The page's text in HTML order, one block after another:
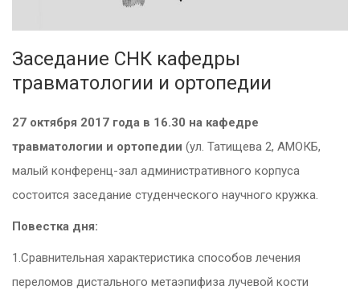
Заседание СНК кафедры
травматологии и ортопедии
27 октября 2017 года в 16.30 на кафедре
травматологии и ортопедии (ул. Татищева 2, АМОКБ,
малый конференц-зал административного корпуса
состоится заседание студенческого научного кружка.
Повестка дня:
1.Сравнительная характеристика способов лечения
переломов дистального метаэпифиза лучевой кости